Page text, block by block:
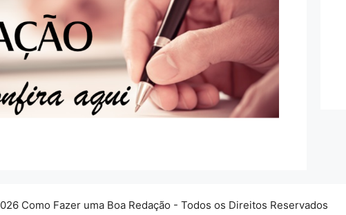
Como Fazer uma Boa Redação - Todos os Direitos Reservados